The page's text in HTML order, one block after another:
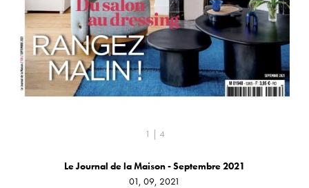
1 | 4
Le Journal de la Maison - Septembre 2021
01, 09, 2021